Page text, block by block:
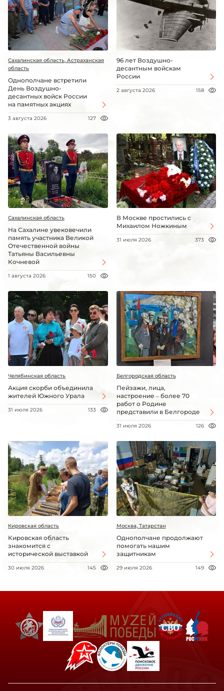
Сахалинская область, Астраханская
область
Однополчане встретили
День Воздушно-
десантных войск России
на памятных акциях
3 августа 2026 127
96 лет Воздушно-
десантным войскам
России
2 августа 2026 158
Сахалинская область
На Сахалине увековечили
память участника Великой
Отечественной войны
Татьяны Васильевны
Кочневой
1 августа 2026 150
В Москве простились с
Михаилом Ножкиным
31 июля 2026 373
Челябинская область
Акция скорби объединила
жителей Южного Урала
31 июля 2026 133
Белгородская область
Пейзажи, лица,
настроение – более 70
работ о Родине
представили в Белгороде
31 июля 2026 126
Кировская область
Кировская область
знакомится с
исторической выставкой
30 июля 2026 145
Москва, Татарстан
Однополчане продолжают
помогать нашим
защитникам
29 июля 2026 149